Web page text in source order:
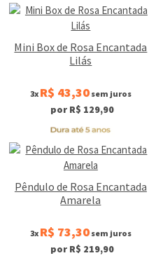
Mini Box de Rosa Encantada
Lilás
3x R$ 43,30sem juros
por R$ 129,90
Pêndulo de Rosa Encantada
Amarela
3x R$ 73,30sem juros
por R$ 219,90